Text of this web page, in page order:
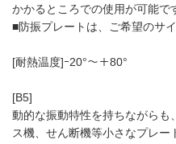
かかるところでの使用が可能で
■防振プレートは、ご希望のサ
[耐熱温度]ｰ20°～＋80°
[B5]
動的な振動特性を持ちながらも
ス機、せん断機等小さなプレー